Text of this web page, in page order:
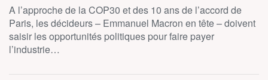
A l’approche de la COP30 et des 10 ans de l’accord de
Paris, les décideurs – Emmanuel Macron en tête – doivent
saisir les opportunités politiques pour faire payer
l’industrie…